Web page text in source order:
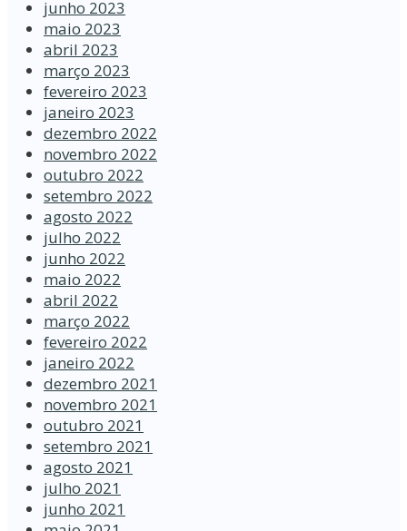
junho 2023
maio 2023
abril 2023
março 2023
fevereiro 2023
janeiro 2023
dezembro 2022
novembro 2022
outubro 2022
setembro 2022
agosto 2022
julho 2022
junho 2022
maio 2022
abril 2022
março 2022
fevereiro 2022
janeiro 2022
dezembro 2021
novembro 2021
outubro 2021
setembro 2021
agosto 2021
julho 2021
junho 2021